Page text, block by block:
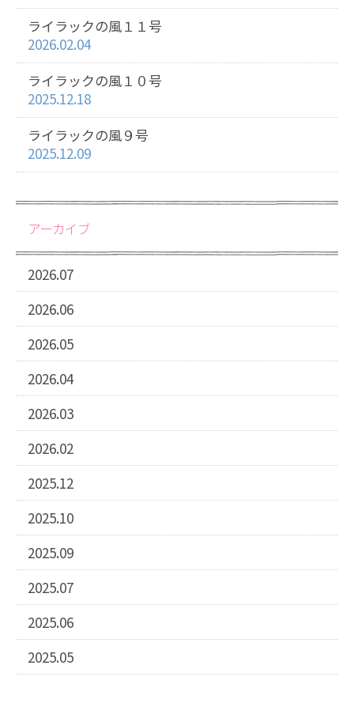
ライラックの風１１号
2026.02.04
ライラックの風１０号
2025.12.18
ライラックの風９号
2025.12.09
アーカイブ
2026.07
2026.06
2026.05
2026.04
2026.03
2026.02
2025.12
2025.10
2025.09
2025.07
2025.06
2025.05